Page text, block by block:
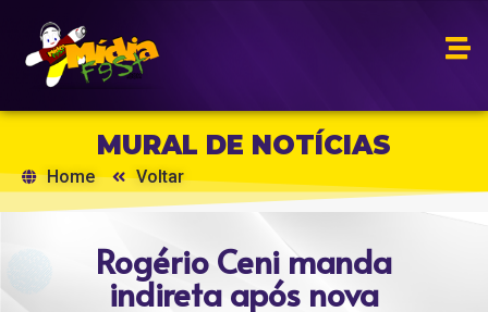
MURAL DE NOTÍCIAS
Home Voltar
Rogério Ceni manda
indireta após nova